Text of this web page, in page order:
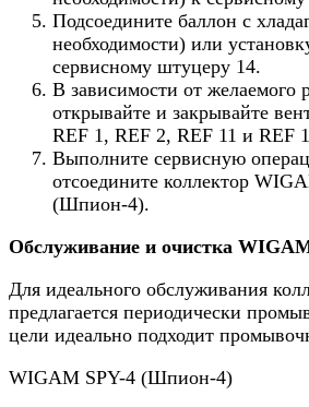
Подсоедините баллон с
необходимости) или
сервисному штуцеру 14.
В зависимости от желаемого
открывайте и закрывайте
REF 1, REF 2, REF 11 и REF
Выполните сервисную
отсоедините коллектор
(Шпион-4).
Обслуживание и очистка
Для идеального обслуживания
предлагается периодически
цели идеально подходит
WIGAM SPY-4 (Шпион-4)